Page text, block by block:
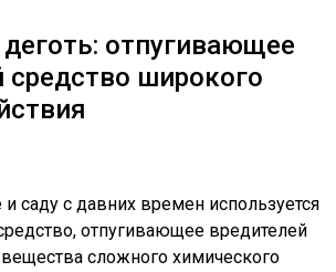
отпугивающее
средство широкого
саду с давних времен используется
отпугивающее вредителей
сложного химического